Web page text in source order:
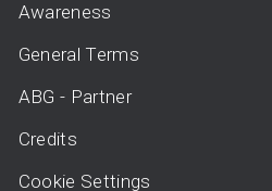
Awareness
General Terms
ABG - Partner
Credits
Cookie Settings